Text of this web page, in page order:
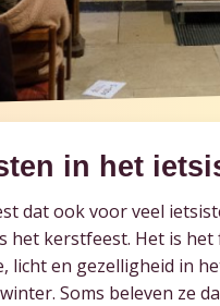
in het
dat ook voor veel
het kerstfeest. Het is het
licht en gezelligheid in
Soms beleven ze